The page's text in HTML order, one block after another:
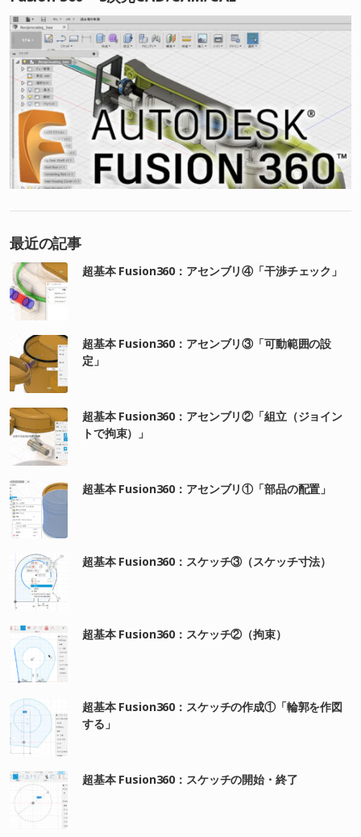
最近の記事
超基本 Fusion360：アセンブリ④「干渉チェック」
超基本 Fusion360：アセンブリ③「可動範囲の設
定」
超基本 Fusion360：アセンブリ②「組立（ジョイン
トで拘束）」
超基本 Fusion360：アセンブリ①「部品の配置」
超基本 Fusion360：スケッチ③（スケッチ寸法）
超基本 Fusion360：スケッチ②（拘束）
超基本 Fusion360：スケッチの作成①「輪郭を作図
する」
超基本 Fusion360：スケッチの開始・終了